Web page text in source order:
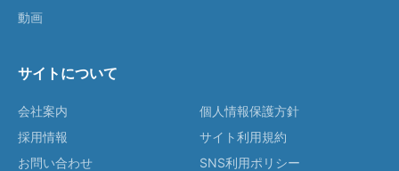
動画
サイトについて
会社案内
採用情報
お問い合わせ
個人情報保護方針
サイト利用規約
SNS利用ポリシー